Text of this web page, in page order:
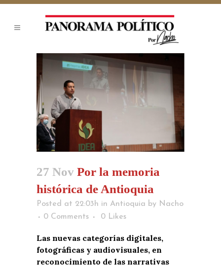
27 Nov Por la memoria
histórica de Antioquia
Posted at 22:03h in Antioquia by Nacho
0 Comments
0 Likes
Las nuevas categorías digitales,
fotográficas y audiovisuales, en
reconocimiento de las narrativas